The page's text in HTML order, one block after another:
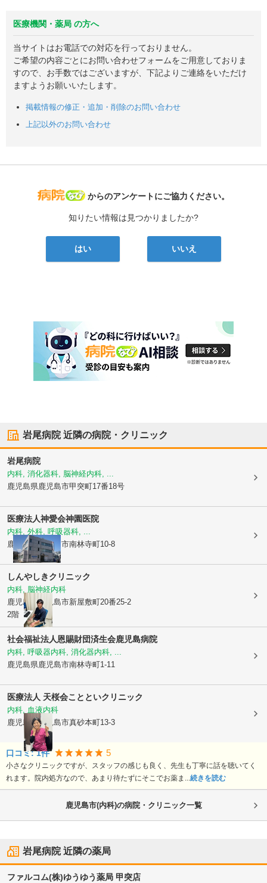
医療機関・薬局 の方へ
当サイトはお電話での対応を行っておりません。
ご希望の内容ごとにお問い合わせフォームをご用意しておりま
すので、お手数ではございますが、下記よりご連絡をいただけ
ますようお願いいたします。
掲載情報の修正・追加・削除のお問い合わせ
上記以外のお問い合わせ
病院なび
からのアンケートにご協力ください。
知りたい情報は見つかりましたか?
はい いいえ
岩尾病院近隣の病院・クリニック
岩尾病院
内科, 消化器科, 脳神経内科, ...
鹿児島県鹿児島市甲突町17番18号
医療法人神愛会神園医院
内科, 外科, 呼吸器科, ...
鹿児島県鹿児島市南林寺町10-8
しんやしきクリニック
内科, 脳神経内科
鹿児島県鹿児島市新屋敷町20番25-2
2階
社会福祉法人恩賜財団済生会鹿児島病院
内科, 呼吸器内科, 消化器内科, ...
鹿児島県鹿児島市南林寺町1-11
医療法人 天桜会ことといクリニック
内科, 血液内科
鹿児島県鹿児島市真砂本町13-3
口コミ:1件 5
小さなクリニックですが、スタッフの感じも良く、先生も丁寧に話を聴いてく
れます。院内処方なので、あまり待たずにそこでお薬ま... 続きを読む
鹿児島市(内科)の病院・クリニック一覧
岩尾病院近隣の薬局
ファルコム(株)ゆうゆう薬局 甲突店